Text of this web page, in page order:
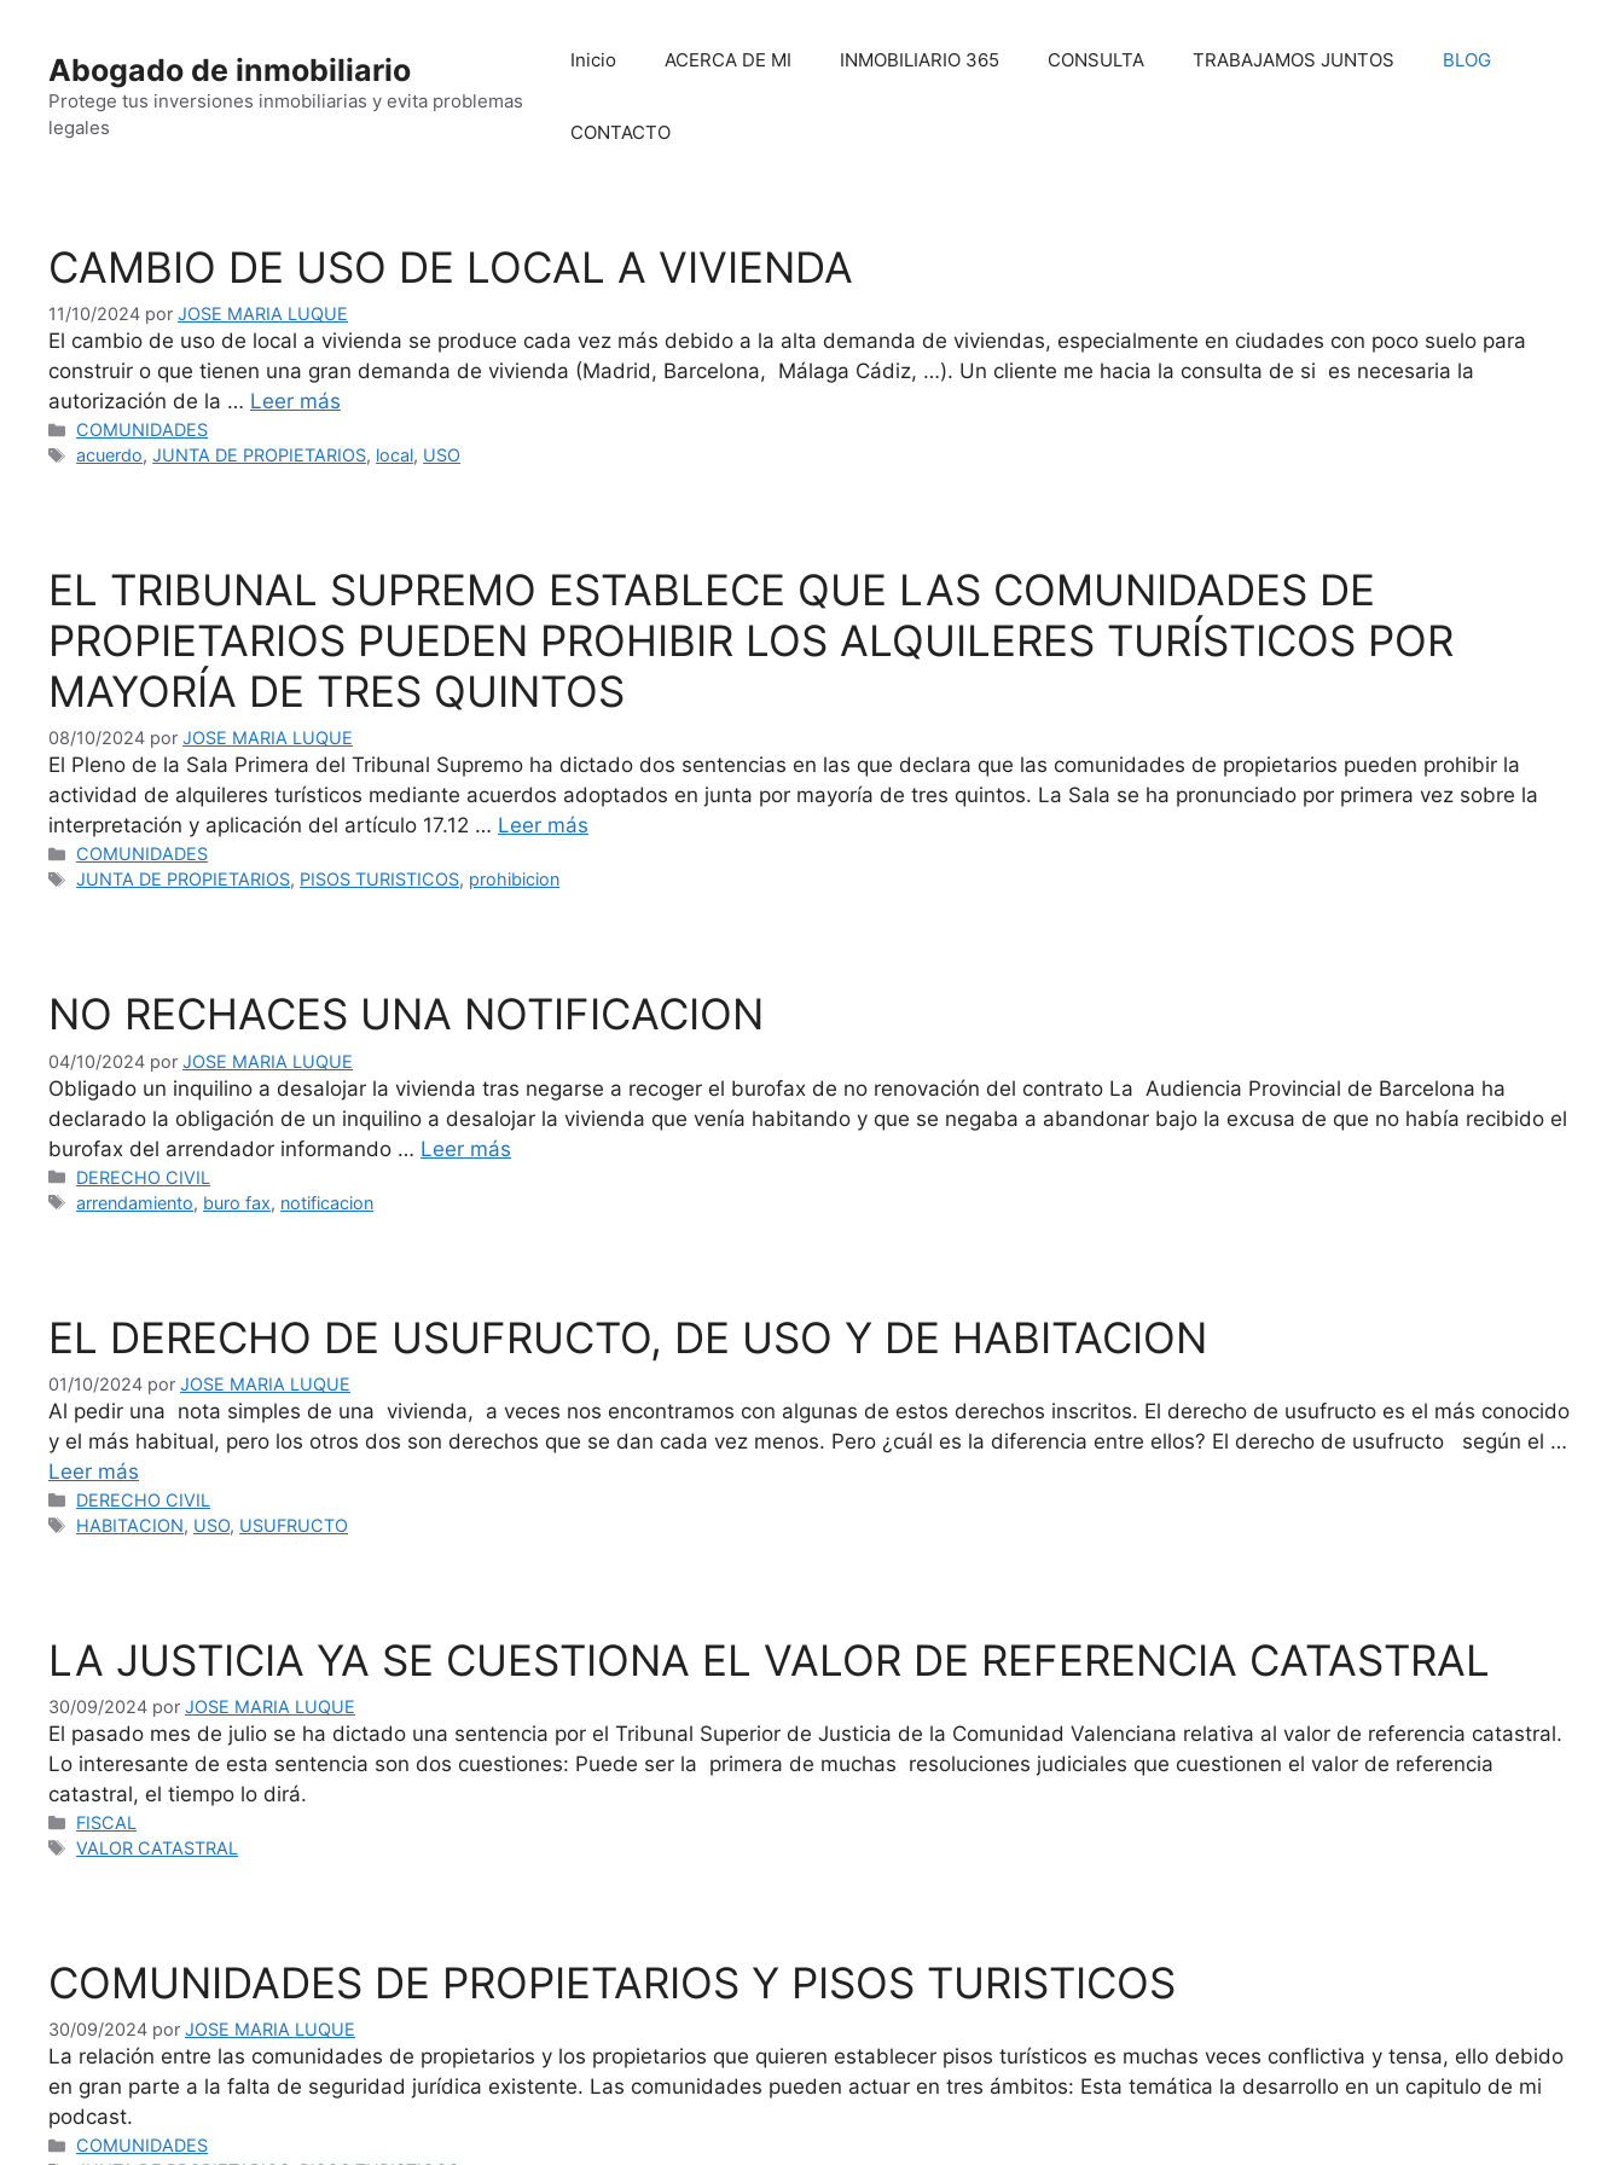
contenidoAbogado de inmobiliario
Protege tus inversiones inmobiliarias y evita problemas
legales
Inicio ACERCA DE MI INMOBILIARIO 365 CONSULTA TRABAJAMOS JUNTOS BLOG
CONTACTO
CAMBIO DE USO DE LOCAL A VIVIENDA
11/10/2024 por JOSE MARIA LUQUE
El cambio de uso de local a vivienda se produce cada vez más debido a la alta demanda de viviendas, especialmente en ciudades con poco suelo para
construir o que tienen una gran demanda de vivienda (Madrid, Barcelona, Málaga Cádiz, …). Un cliente me hacia la consulta de si es necesaria la
autorización de la … Leer más
Categorías
COMUNIDADES
Etiquetas
acuerdo,JUNTA DE PROPIETARIOS, local, USO
EL TRIBUNAL SUPREMO ESTABLECE QUE LAS COMUNIDADES DE
PROPIETARIOS PUEDEN PROHIBIR LOS ALQUILERES TURÍSTICOS POR
MAYORÍA DE TRES QUINTOS
08/10/2024 por JOSE MARIA LUQUE
El Pleno de la Sala Primera del Tribunal Supremo ha dictado dos sentencias en las que declara que las comunidades de propietarios pueden prohibir la
actividad de alquileres turísticos mediante acuerdos adoptados en junta por mayoría de tres quintos. La Sala se ha pronunciado por primera vez sobre la
interpretación y aplicación del artículo 17.12 … Leer más
Categorías
COMUNIDADES
Etiquetas
JUNTA DE PROPIETARIOS, PISOS TURISTICOS, prohibicion
NO RECHACES UNA NOTIFICACION
04/10/2024 por JOSE MARIA LUQUE
Obligado un inquilino a desalojar la vivienda tras negarse a recoger el burofax de no renovación del contrato La Audiencia Provincial de Barcelona ha
declarado la obligación de un inquilino a desalojar la vivienda que venía habitando y que se negaba a abandonar bajo la excusa de que no había recibido el
burofax del arrendador informando … Leer más
Categorías
DERECHO CIVIL
Etiquetas
arrendamiento, buro fax, notificacion
EL DERECHO DE USUFRUCTO, DE USO Y DE HABITACION
01/10/2024 por JOSE MARIA LUQUE
Al pedir una nota simples de una vivienda, a veces nos encontramos con algunas de estos derechos inscritos. El derecho de usufructo es el más conocido
y el más habitual, pero los otros dos son derechos que se dan cada vez menos. Pero ¿cuál es la diferencia entre ellos? El derecho de usufructo según el …
Leer más
Categorías
DERECHO CIVIL
Etiquetas
HABITACION, USO, USUFRUCTO
LA JUSTICIA YA SE CUESTIONA EL VALOR DE REFERENCIA CATASTRAL
30/09/2024 por JOSE MARIA LUQUE
El pasado mes de julio se ha dictado una sentencia por el Tribunal Superior de Justicia de la Comunidad Valenciana relativa al valor de referencia catastral.
Lo interesante de esta sentencia son dos cuestiones: Puede ser la primera de muchas resoluciones judiciales que cuestionen el valor de referencia
catastral, el tiempo lo dirá.
Categorías
FISCAL
Etiquetas
VALOR CATASTRAL
COMUNIDADES DE PROPIETARIOS Y PISOS TURISTICOS
30/09/2024 por JOSE MARIA LUQUE
La relación entre las comunidades de propietarios y los propietarios que quieren establecer pisos turísticos es muchas veces conflictiva y tensa, ello debido
en gran parte a la falta de seguridad jurídica existente. Las comunidades pueden actuar en tres ámbitos: Esta temática la desarrollo en un capitulo de mi
podcast.
Categorías
COMUNIDADES